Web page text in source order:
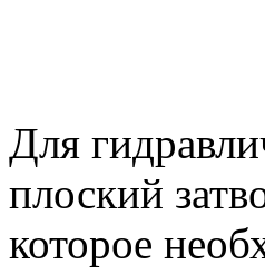
Для
плоский
которое